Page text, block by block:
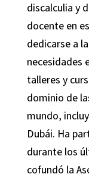
discalculia y
docente en
dedicarse a
necesidades
talleres y
dominio de
mundo,
Dubái. Ha
durante los
cofundó la